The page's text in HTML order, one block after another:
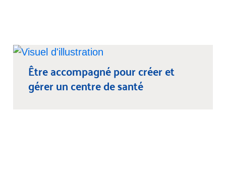
Être accompagné pour créer et
gérer un centre de santé